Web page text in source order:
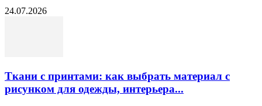
24.07.2026
Ткани с принтами: как выбрать материал с
рисунком для одежды, интерьера...